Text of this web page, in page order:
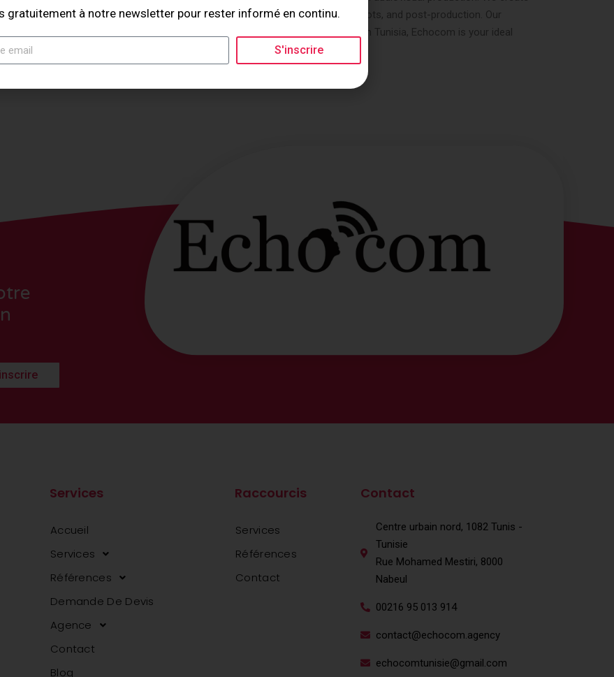
videos, motion design, photo and video coverage of events, corporate shoots, and post-production. Our
their online visibility. If you are looking for an audiovisual production agency in Tunisia, Echocom is your ideal
Services
Accueil
Services
Références
Demande De Devis
Agence
Contact
Blog
Raccourcis
Services
Références
Contact
Contact
Centre urbain nord, 1082 Tunis -
Tunisie
Rue Mohamed Mestiri, 8000
Nabeul
00216 95 013 914
contact@echocom.agency
echocomtunisie@gmail.com
gratuitement à notre newsletter pour rester informé en continu.
S'inscrire